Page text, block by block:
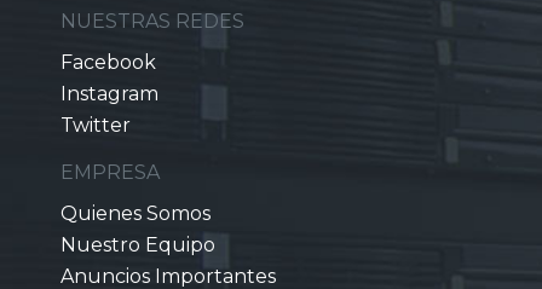
NUESTRAS REDES
Facebook
Instagram
Twitter
EMPRESA
Quienes Somos
Nuestro Equipo
Anuncios Importantes